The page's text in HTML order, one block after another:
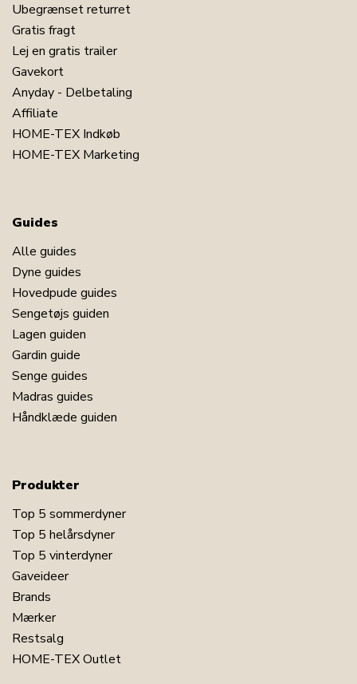
Ubegrænset returret
Gratis fragt
Lej en gratis trailer
Gavekort
Anyday - Delbetaling
Affiliate
HOME-TEX Indkøb
HOME-TEX Marketing
Guides
Alle guides
Dyne guides
Hovedpude guides
Sengetøjs guiden
Lagen guiden
Gardin guide
Senge guides
Madras guides
Håndklæde guiden
Produkter
Top 5 sommerdyner
Top 5 helårsdyner
Top 5 vinterdyner
Gaveideer
Brands
Mærker
Restsalg
HOME-TEX Outlet